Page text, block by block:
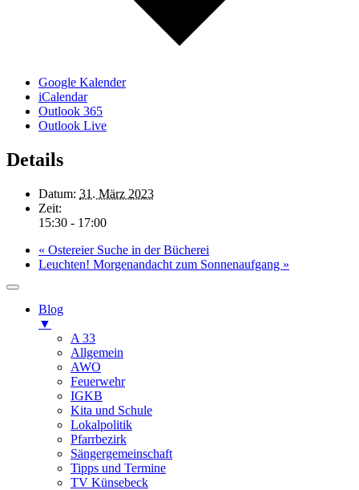
Google Kalender
iCalendar
Outlook 365
Outlook Live
Details
Datum: 31. März 2023
Zeit:
15:30 - 17:00
« Ostereier Suche in der Bücherei
Leuchten! Morgenandacht zum Sonnenaufgang »
Blog
▼
A 33
Allgemein
AWO
Feuerwehr
IGKB
Kita und Schule
Lokalpolitik
Pfarrbezirk
Sängergemeinschaft
Tipps und Termine
TV Künsebeck